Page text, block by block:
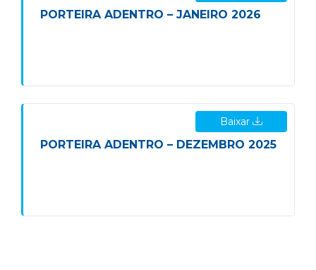
PORTEIRA ADENTRO – JANEIRO 2026
Baixar
PORTEIRA ADENTRO – DEZEMBRO 2025